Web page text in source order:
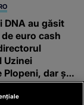
DNA au găsit
euro cash
Uzinei
Plopeni, dar și
Patek